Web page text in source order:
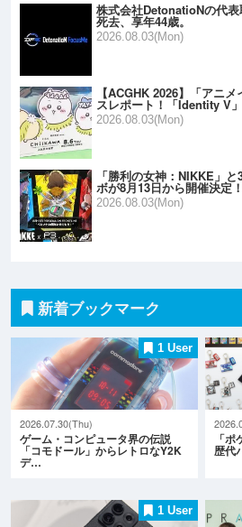
株式会社DetonatioNの代
死去、享年44歳。
2026.08.03(Mon)
【ACGHK 2026】「アニ
スレポート！「Identity V
2026.08.03(Mon)
「勝利の女神：NIKKE」
ボが8月13日から開催決定
2026.08.03(Mon)
新着ブックマーク
1 User
2026.07.30(Thu)
ゲーム・コンピュータ界の伝説
「コモドール」からレトロなY2K
デ…
「
歴代
1 User